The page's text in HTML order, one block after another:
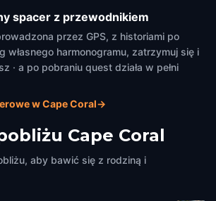
spacer z przewodnikiem
przez GPS, z historiami po
własnego harmonogramu, zatrzymuj się i
· a po pobraniu quest działa w pełni
w Cape Coral→
Cape Coral
aby bawić się z rodziną i